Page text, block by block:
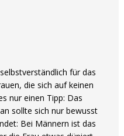
für das
die sich auf keinen
nur einen Tipp: Das
sollte sich nur bewusst
Bei Männern ist das